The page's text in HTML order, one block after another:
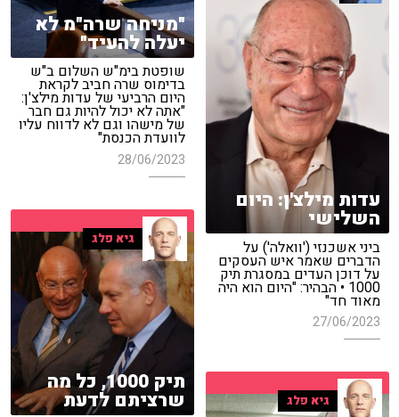
"מניחה שרה"מ לא
יעלה להעיד"
שופטת בימ"ש השלום ב"ש
בדימוס שרה חביב לקראת
היום הרביעי של עדות מילצ'ן:
"אתה לא יכול להיות גם חבר
של מישהו וגם לא לדווח עליו
לוועדת הכנסת"
28/06/2023
עדות מילצ'ן: היום
השלישי
ביני אשכנזי ('וואלה') על
הדברים שאמר איש העסקים
על דוכן העדים במסגרת תיק
1000 • הבהיר: "היום הוא היה
מאוד חד"
27/06/2023
גיא פלג
תיק 1000, כל מה
שרציתם לדעת גיא פלג